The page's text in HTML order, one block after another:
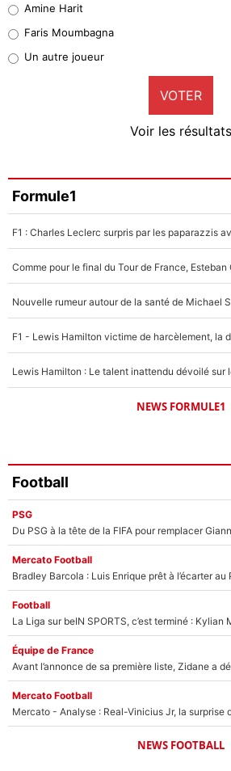
1%
9%
Faris Moumbagna
4%
Un autre joueur
5%
Amine Harit
Faris Moumbagna
Un autre joueur
VOTER
Voir les résultats
Formule1
NEWS FORMULE1
Football
PSG
Mercato Football
Football
Équipe de France
Mercato Football
Mercato - Analyse : Real-Vinicius Jr, la surprise
NEWS FOOTBALL